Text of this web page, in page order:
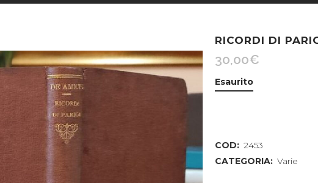
RICORDI DI
30,00€
Esaurito
COD: 2453
CATEGORIA: Varie